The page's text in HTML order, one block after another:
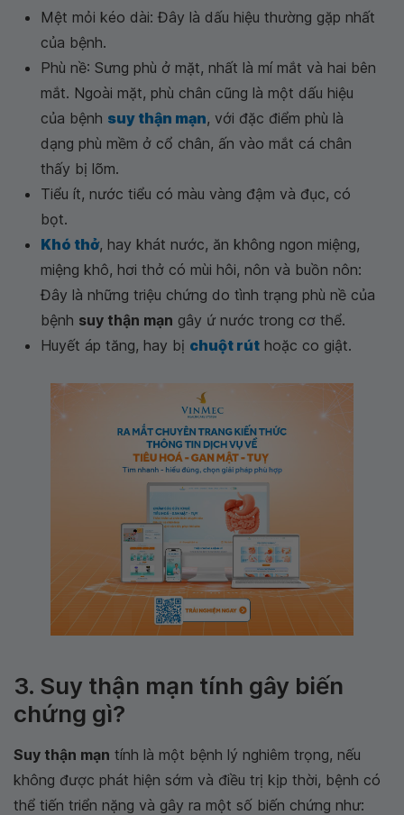
Mệt mỏi kéo dài: Đây là dấu hiệu thường gặp nhất
của bệnh.
Phù nề: Sưng phù ở mặt, nhất là mí mắt và hai bên
mắt. Ngoài mặt, phù chân cũng là một dấu hiệu
của bệnh suy thận mạn, với đặc điểm phù là
dạng phù mềm ở cổ chân, ấn vào mắt cá chân
thấy bị lõm.
Tiểu ít, nước tiểu có màu vàng đậm và đục, có
bọt.
Khó thở, hay khát nước, ăn không ngon miệng,
miệng khô, hơi thở có mùi hôi, nôn và buồn nôn:
Đây là những triệu chứng do tình trạng phù nề của
bệnh suy thận mạn gây ứ nước trong cơ thể.
Huyết áp tăng, hay bị chuột rút hoặc co giật.
3. Suy thận mạn tính gây biến
chứng gì?
Suy thận mạn tính là một bệnh lý nghiêm trọng, nếu
không được phát hiện sớm và điều trị kịp thời, bệnh có
thể tiến triển nặng và gây ra một số biến chứng như: